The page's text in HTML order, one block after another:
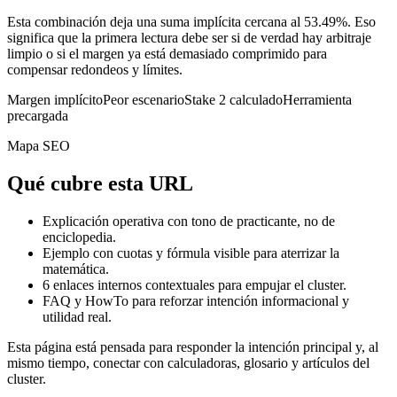
Esta combinación deja una suma implícita cercana al 53.49%. Eso
significa que la primera lectura debe ser si de verdad hay arbitraje
limpio o si el margen ya está demasiado comprimido para
compensar redondeos y límites.
Margen implícitoPeor escenarioStake 2 calculadoHerramienta
precargada
Mapa SEO
Qué cubre esta URL
Explicación operativa con tono de practicante, no de
enciclopedia.
Ejemplo con cuotas y fórmula visible para aterrizar la
matemática.
6 enlaces internos contextuales para empujar el cluster.
FAQ y HowTo para reforzar intención informacional y
utilidad real.
Esta página está pensada para responder la intención principal y, al
mismo tiempo, conectar con calculadoras, glosario y artículos del
cluster.